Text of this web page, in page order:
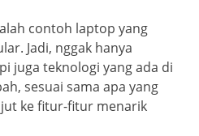
contoh laptop yang
Jadi, nggak hanya
juga teknologi yang ada di
sesuai sama apa yang
ke fitur-fitur menarik